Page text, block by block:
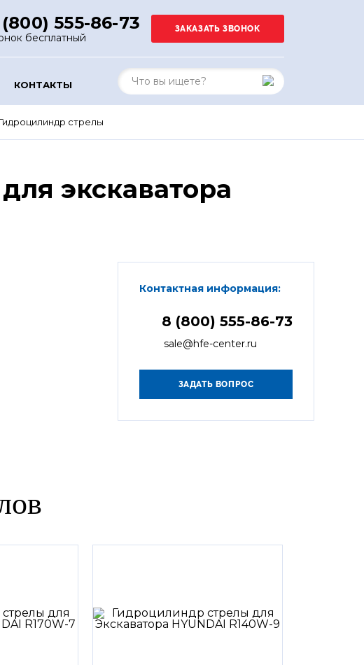
555-86-73
бесплатный
КОНТАКТЫ
Гидроцилиндр стрелы
экскаватора
Контактная информация:
8 (800) 555-86-73
sale@hfe-center.ru